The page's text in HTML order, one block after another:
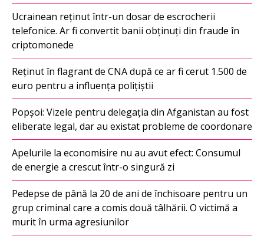
Ucrainean reținut într-un dosar de escrocherii
telefonice. Ar fi convertit banii obținuți din fraude în
criptomonede
Reținut în flagrant de CNA după ce ar fi cerut 1.500 de
euro pentru a influența polițiștii
Popșoi: Vizele pentru delegația din Afganistan au fost
eliberate legal, dar au existat probleme de coordonare
Apelurile la economisire nu au avut efect: Consumul
de energie a crescut într-o singură zi
Pedepse de până la 20 de ani de închisoare pentru un
grup criminal care a comis două tâlhării. O victimă a
murit în urma agresiunilor